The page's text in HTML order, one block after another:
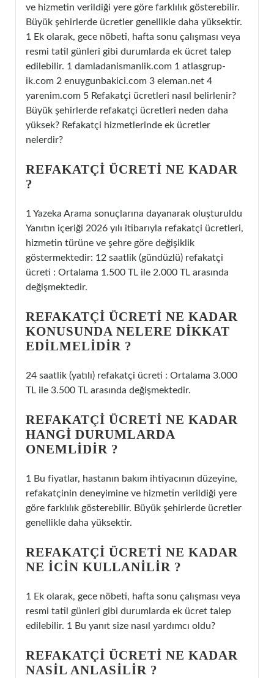
ve hizmetin verildiği yere göre farklılık gösterebilir.
Büyük şehirlerde ücretler genellikle daha yüksektir.
1 Ek olarak, gece nöbeti, hafta sonu çalışması veya
resmi tatil günleri gibi durumlarda ek ücret talep
edilebilir. 1 damladanismanlik.com 1 atlasgrup-
ik.com 2 enuygunbakici.com 3 eleman.net 4
yarenim.com 5 Refakatçi ücretleri nasıl belirlenir?
Büyük şehirlerde refakatçi ücretleri neden daha
yüksek? Refakatçi hizmetlerinde ek ücretler
nelerdir?
REFAKATÇI ÜCRETI NE KADAR
?
1 Yazeka Arama sonuçlarına dayanarak oluşturuldu
Yanıtın içeriği 2026 yılı itibarıyla refakatçi ücretleri,
hizmetin türüne ve şehre göre değişiklik
göstermektedir: 12 saatlik (gündüzlü) refakatçi
ücreti : Ortalama 1.500 TL ile 2.000 TL arasında
değişmektedir.
REFAKATÇI ÜCRETI NE KADAR
KONUSUNDA NELERE DIKKAT
EDILMELIDIR ?
24 saatlik (yatılı) refakatçi ücreti : Ortalama 3.000
TL ile 3.500 TL arasında değişmektedir.
REFAKATÇI ÜCRETI NE KADAR
HANGI DURUMLARDA
ONEMLIDIR ?
1 Bu fiyatlar, hastanın bakım ihtiyacının düzeyine,
refakatçinin deneyimine ve hizmetin verildiği yere
göre farklılık gösterebilir. Büyük şehirlerde ücretler
genellikle daha yüksektir.
REFAKATÇI ÜCRETI NE KADAR
NE ICIN KULLANILIR ?
1 Ek olarak, gece nöbeti, hafta sonu çalışması veya
resmi tatil günleri gibi durumlarda ek ücret talep
edilebilir. 1 Bu yanıt size nasıl yardımcı oldu?
REFAKATÇI ÜCRETI NE KADAR
NASIL ANLASILIR ?